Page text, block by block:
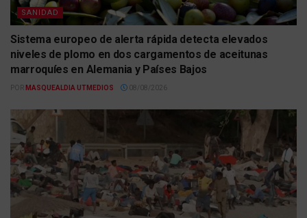
SANIDAD
Sistema europeo de alerta rápida detecta elevados
niveles de plomo en dos cargamentos de aceitunas
marroquíes en Alemania y Países Bajos
POR MASQUEALDIA UTMEDIOS 08/08/2026